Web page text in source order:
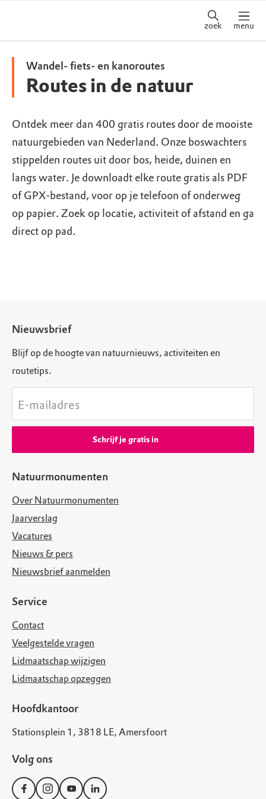
zoek menu
Wandel- fiets- en kanoroutes
Routes in de natuur
Ontdek meer dan 400 gratis routes door de mooiste
natuurgebieden van Nederland. Onze boswachters
stippelden routes uit door bos, heide, duinen en
langs water. Je downloadt elke route gratis als PDF
of GPX-bestand, voor op je telefoon of onderweg
op papier. Zoek op locatie, activiteit of afstand en ga
direct op pad.
Natuurmonumenten
Over Natuurmonumenten
Jaarverslag
Vacatures
Nieuws & pers
Nieuwsbrief aanmelden
Service
Contact
Veelgestelde vragen
Lidmaatschap wijzigen
Lidmaatschap opzeggen
Hoofdkantoor
Stationsplein 1, 3818 LE, Amersfoort
Volg ons
Nieuwsbrief
Blijf op de hoogte van natuurnieuws, activiteiten en
routetips.
E-mailadres
Schrijf je gratis in